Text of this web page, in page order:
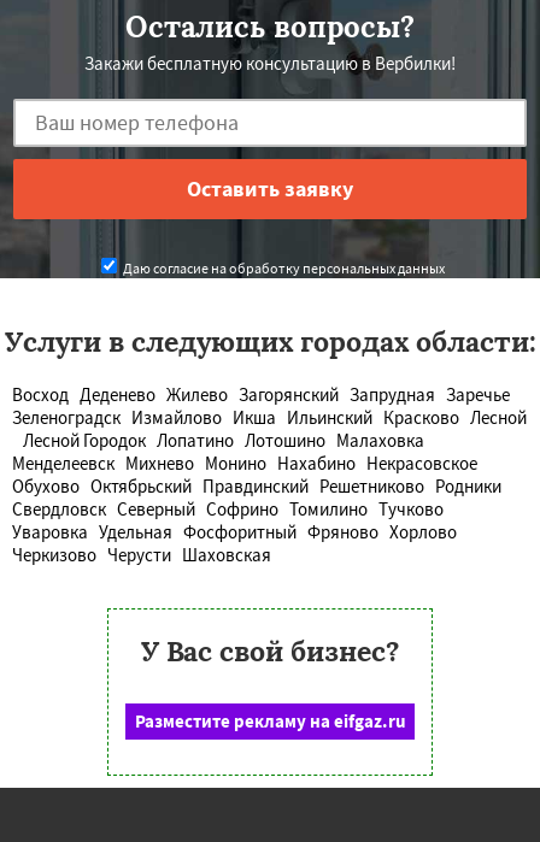
Остались вопросы?
Закажи бесплатную консультацию в Вербилки!
Даю согласие на обработку персональных данных
Услуги в следующих городах области:
Восход Деденево Жилево Загорянский Запрудная Заречье
Зеленоградск Измайлово Икша Ильинский Красково Лесной
Лесной Городок Лопатино Лотошино Малаховка
Менделеевск Михнево Монино Нахабино Некрасовское
Обухово Октябрьский Правдинский Решетниково Родники
Свердловск Северный Софрино Томилино Тучково
Уваровка Удельная Фосфоритный Фряново Хорлово
Черкизово Черусти Шаховская
У Вас свой бизнес?
Разместите рекламу на eifgaz.ru